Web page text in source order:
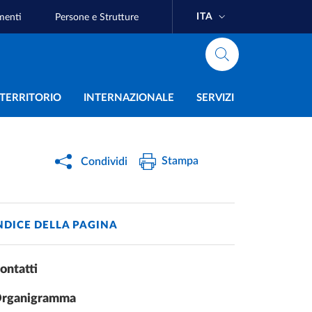
Persone e Strutture ITA
INTERNAZIONALE SERVIZI
Condividi Stampa
DELLA PAGINA